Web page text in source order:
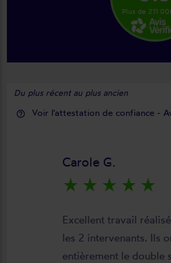
Plus de 211
Du plus récent au plus ancien
help_outline Voir l'attestation de confiance -
Carole G.
star_rate star_rate star_rate star_rate star_rate
Excellent travail
les 2 intervenants. Ils
entièrement le double